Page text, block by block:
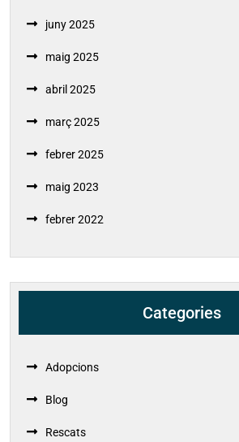
juny 2025
maig 2025
abril 2025
març 2025
febrer 2025
maig 2023
febrer 2022
Categories
Adopcions
Blog
Rescats